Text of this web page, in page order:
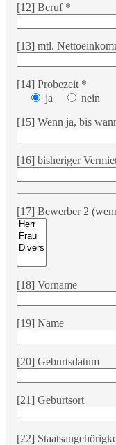
[12] Beruf *
[13] mtl.
[14] Probezeit *
ja
nein
[15] Wenn ja, bis
[16] bisheriger
[17] Bewerber 2
[18] Vorname
[19] Name
[20] Geburtsdatum
[21] Geburtsort
[22]